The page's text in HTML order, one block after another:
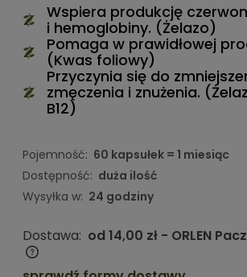
Wspiera produkcję
i hemoglobiny. (Żelazo)
Pomaga w prawidłowej
(Kwas foliowy)
Przyczynia się do
zmęczenia i znużenia.
B12)
Pojemność: 60 kapsułek = 1 miesiąc
Dostępność: duża ilość
Wysyłka w: 24 godziny
Dostawa: od 14,00 zł - ORLEN
Cena nie zawiera ewentualnych